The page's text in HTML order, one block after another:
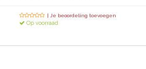
| Je beoordeling toevoegen
Op voorraad